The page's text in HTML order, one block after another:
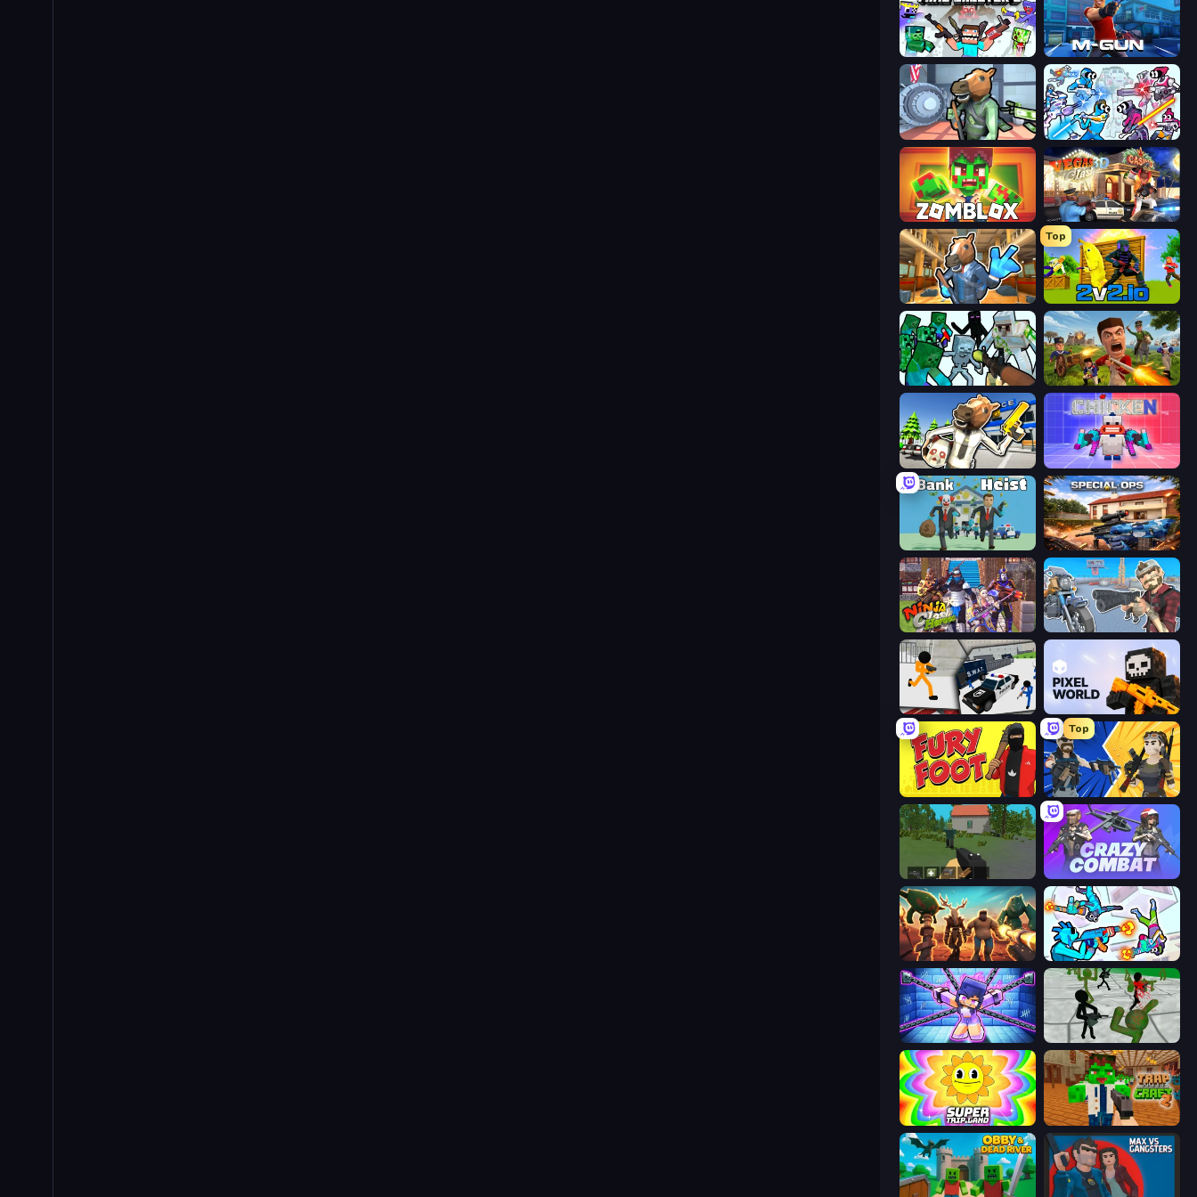
Mine Shooter 2: Noob vs Mobs Muscle Gun.IO
Bank Robbery Space Wars Battleground
Zomblox Vegas Clash 3D
Bank Robbery 2
Top
2v2.io
Redcoats.io
Bank Robbery: Escape Chicken CS
Bank Heist Special Ops: GO
Ninja Clash Heroes Shoot and Drive
Stickman Prison: Counter Assault Pixel World
Fury Foot
Top
BuildNow GG
WorldZ Crazy Combat
Horde Crusher Gravity Arena Shooter
Mini Mine Stickman Zombie 3D
SuperTrip.Land Trap Craft 2